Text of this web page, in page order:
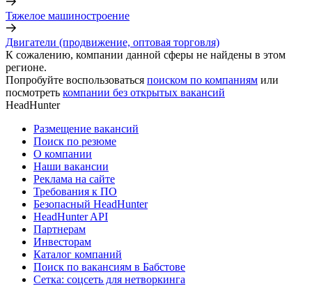
Тяжелое машиностроение
Двигатели (продвижение, оптовая торговля)
К сожалению, компании данной сферы не найдены в этом
регионе.
Попробуйте воспользоваться поиском по компаниям или
посмотреть компании без открытых вакансий
HeadHunter
Размещение вакансий
Поиск по резюме
О компании
Наши вакансии
Реклама на сайте
Требования к ПО
Безопасный HeadHunter
HeadHunter API
Партнерам
Инвесторам
Каталог компаний
Поиск по вакансиям в Бабстове
Сетка: соцсеть для нетворкинга